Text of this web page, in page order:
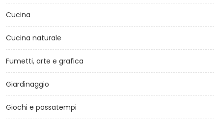
Cucina
Cucina naturale
Fumetti, arte e grafica
Giardinaggio
Giochi e passatempi